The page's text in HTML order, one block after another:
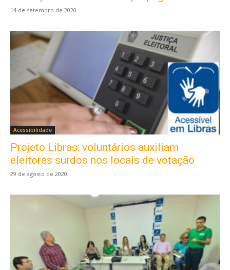
14 de setembro de 2020
Acessibilidade
Projeto Libras: voluntários auxiliam
eleitores surdos nos locais de votação
29 de agosto de 2020